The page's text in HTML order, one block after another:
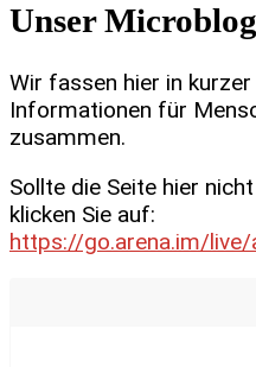
Unser
Wir fassen hier in
Informationen für
zusammen.
Sollte die Seite hier
klicken Sie auf:
https://go.arena.im/live/